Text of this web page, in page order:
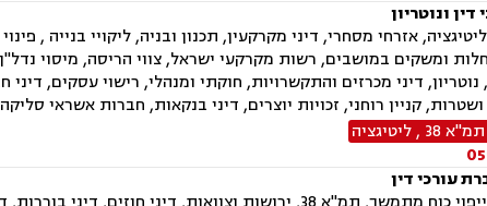
ונוטריון
אזרחי מסחרי, דיני מקרקעין, תכנון ובניה, ליקויי בנייה ,
ומשקים במושבים, רשות מקרקעי ישראל, צווי הריסה, מיסוי
נוטריון, דיני מכרזים והתקשרויות, חוקתי ומנהלי, רישוי עסקים,
קניין רוחני, זכויות יוצרים, דיני בנקאות, חברות אשראי סליקה
תמ"א 38 ,ליטיגציה
עורכי דין